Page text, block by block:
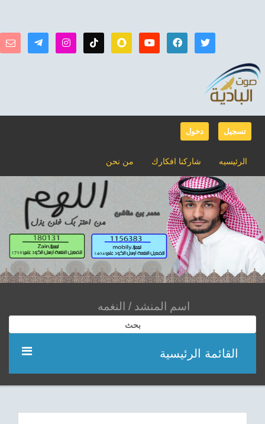
دخول تسجيل
من نحن شاركنا افكارك الرئيسيه
بحث
القائمة الرئيسية